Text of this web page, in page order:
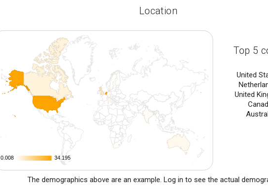
Location
0.008
0.008 34.195
34.195
Top 5
United
United
The demographics above are an example. Log in to see the actual